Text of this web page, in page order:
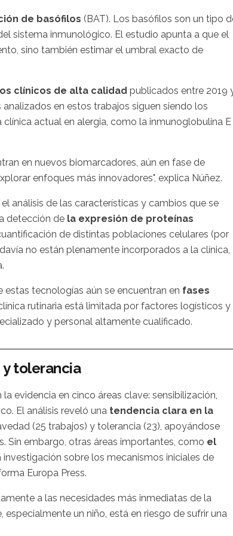
de basófilos (BAT). Los basófilos son un tipo
sistema inmunológico. El estudio apunta a que el
sino también estimar el umbral exacto de
clínicos de alta calidad publicados entre 2019
en estos trabajos siguen siendo los
actual en alergia, como la inmunoglobulina E
en nuevos biomarcadores, aún en fase de
enfoques más innovadores", explica Núñez.
análisis de las características y cambios que se
detección de la expresión de proteínas
de distintas poblaciones celulares (por
no están plenamente incorporados a la clínica,
tecnologías aún se encuentran en fases
rutinaria está limitada por factores logísticos y
y personal altamente cualificado.
tolerancia
evidencia en cinco áreas clave: sensibilización,
El análisis reveló una tendencia clara en la
(25 trabajos) y tolerancia (23), apoyándose
Sin embargo, otras áreas importantes, como el
sobre los mecanismos iniciales de
Europa Press.
a las necesidades más inmediatas de la
un niño, está en riesgo de sufrir una